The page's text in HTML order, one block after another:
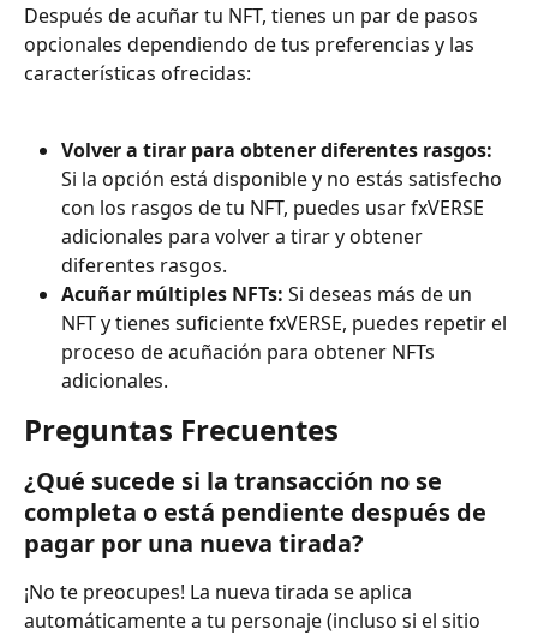
Después de acuñar tu NFT, tienes un par de pasos
opcionales dependiendo de tus preferencias y las
características ofrecidas:
Volver a tirar para obtener diferentes rasgos:
Si la opción está disponible y no estás satisfecho
con los rasgos de tu NFT, puedes usar fxVERSE
adicionales para volver a tirar y obtener
diferentes rasgos.
Acuñar múltiples NFTs: Si deseas más de un
NFT y tienes suficiente fxVERSE, puedes repetir el
proceso de acuñación para obtener NFTs
adicionales.
Preguntas Frecuentes
¿Qué sucede si la transacción no se
completa o está pendiente después de
pagar por una nueva tirada?
¡No te preocupes! La nueva tirada se aplica
automáticamente a tu personaje (incluso si el sitio